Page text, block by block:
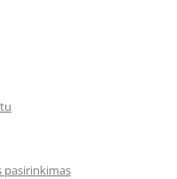
pasirinkimas